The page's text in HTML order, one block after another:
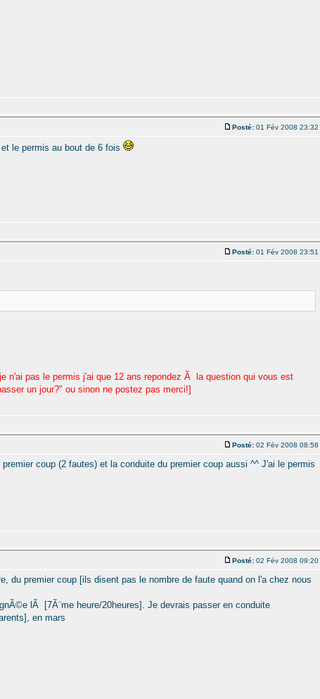
Posté: 01 Fév 2008 23:32
le permis au bout de 6 fois
Posté: 01 Fév 2008 23:51
n'ai pas le permis j'ai que 12 ans repondez Ã la question qui vous est
un jour?" ou sinon ne postez pas merci!]
Posté: 02 Fév 2008 08:58
coup (2 fautes) et la conduite du premier coup aussi ^^ J'ai le permis
Posté: 02 Fév 2008 09:20
du premier coup [ils disent pas le nombre de faute quand on l'a chez nous
lÃ [7Ã¨me heure/20heures]. Je devrais passer en conduite
en mars